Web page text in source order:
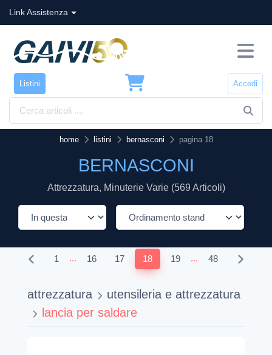
Link Assistenza
Listini Accedi
home listini bernasconi pagina 18
BERNASCONI
Attrezzatura, Minuterie Varie (569 Articoli)
1 ... 16 17 18 19 ... 48
attrezzatura
utensileria e attrezzatura
lancia per saldare